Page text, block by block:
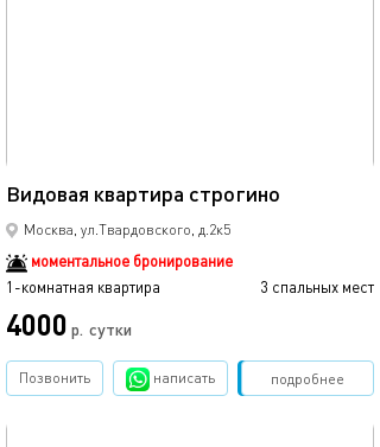
Видовая квартира строгино
Москва, ул.Твардовского, д.2к5
моментальное бронирование
1-комнатная квартира
3 спальных мест
4000 р. сутки
подробнее
Позвонить написать Забронировать